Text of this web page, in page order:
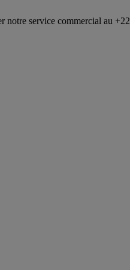
commercial au +228 92 69 88 33